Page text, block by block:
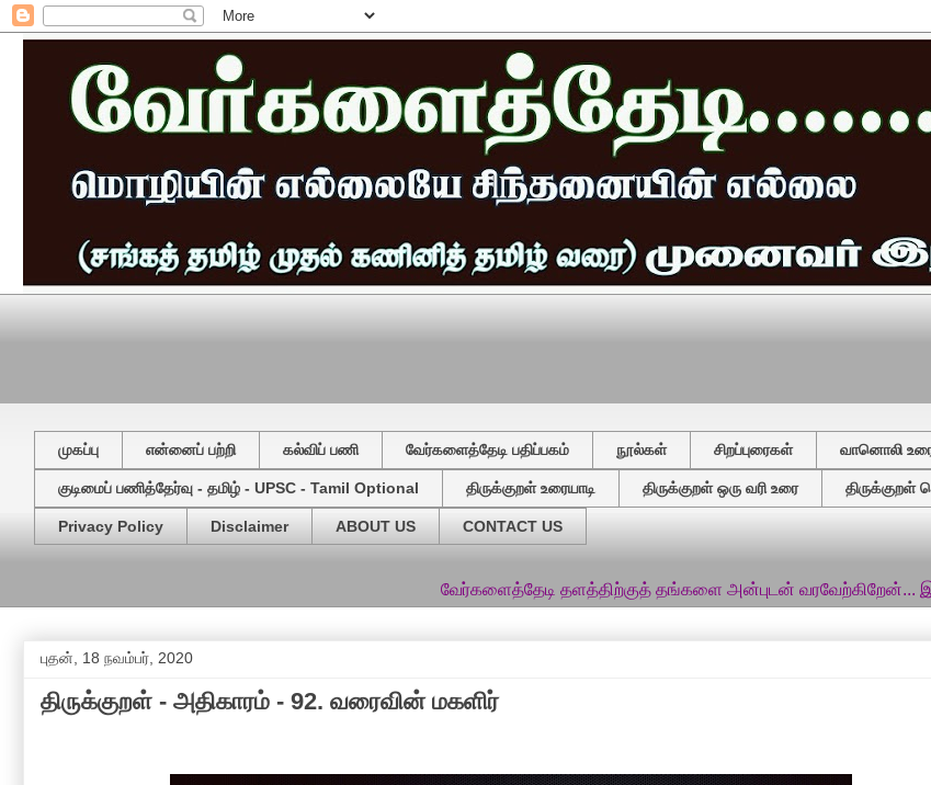
முகப்பு என்னைப் பற்றி கல்விப் பணி வேர்களைத்தேடி பதிப்பகம் நூல்கள் சிறப்புரைகள் வானொலி
குடிமைப் பணித்தேர்வு - தமிழ் - UPSC - Tamil Optional திருக்குறள் உரையாடி திருக்குறள் ஒரு வரி உரை திருக்குறள்
Privacy Policy Disclaimer ABOUT US CONTACT US
வேர்களைத்தேடி தளத்திற்குத் தங்களை அன்புடன் வரவேற்கிறேன்... இத்தளத்தில்
புதன், 18 நவம்பர், 2020
திருக்குறள் - அதிகாரம் - 92. வரைவின் மகளிர்